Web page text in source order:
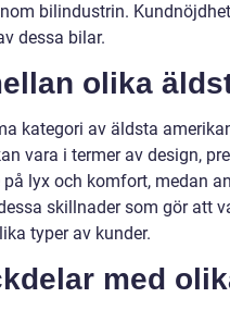
bilindustrin.
dessa bilar.
olika
kategori av äldsta
vara i termer av design,
lyx och komfort, medan
skillnader som gör att
typer av kunder.
med